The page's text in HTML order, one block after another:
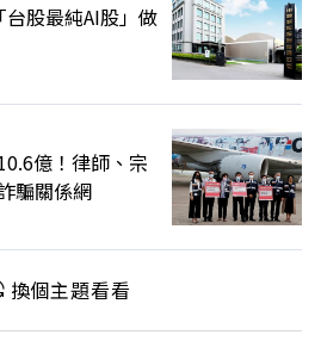
股最純AI股」做
億！律師、宗
騙關係網
換個主題看看